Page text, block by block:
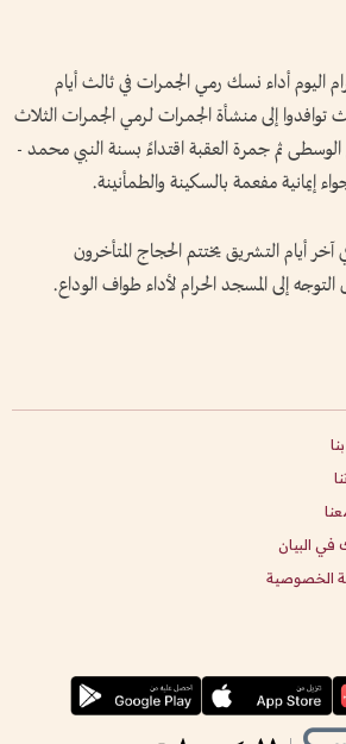
اليوم أداء نسك رمي الجمرات في ثالث أيام
توافدوا إلى منشأة الجمرات لرمي الجمرات الثلاث
الوسطى ثم جمرة العقبة اقتداءً بسنة النبي محمد -
إيمانية مفعمة بالسكينة والطمأنينة.
أيام التشريق يختتم الحجاج المتأخرون
إلى المسجد الحرام لأداء طواف الوداع.
في البيان
الخصوصية